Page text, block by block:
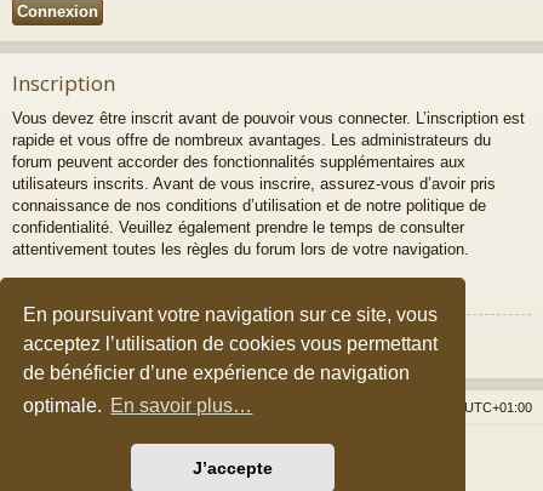
En poursuivant votre navigation sur ce site, vous
acceptez l’utilisation de cookies vous permettant
de bénéficier d’une expérience de navigation
optimale. En savoir plus…
J’accepte
Inscription
Vous devez être inscrit avant de pouvoir vous connecter. L’inscription est
rapide et vous offre de nombreux avantages. Les administrateurs du
forum peuvent accorder des fonctionnalités supplémentaires aux
utilisateurs inscrits. Avant de vous inscrire, assurez-vous d’avoir pris
connaissance de nos conditions d’utilisation et de notre politique de
confidentialité. Veuillez également prendre le temps de consulter
attentivement toutes les règles du forum lors de votre navigation.
Inscription
Accueil du forum UTC+01:00
Nous contacter
Développé parphpBB® Forum Software © phpBB Limited
Style parArty